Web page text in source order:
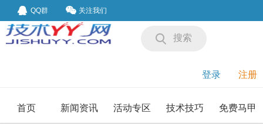
QQ群 关注我们
搜索
登录 注册
首页 新闻资讯 活动专区 技术技巧 免费马甲